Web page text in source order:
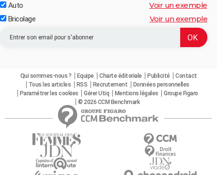
Auto Voir un exemple
Bricolage Voir un exemple
Qui sommes-nous ? Equipe Charte éditoriale Publicité
Contact
Tous les articles
RSS Recrutement
Données personnelles
Paramétrer les cookies
Gérer Utiq Mentions légales
Groupe Figaro
© 2026 CCM Benchmark